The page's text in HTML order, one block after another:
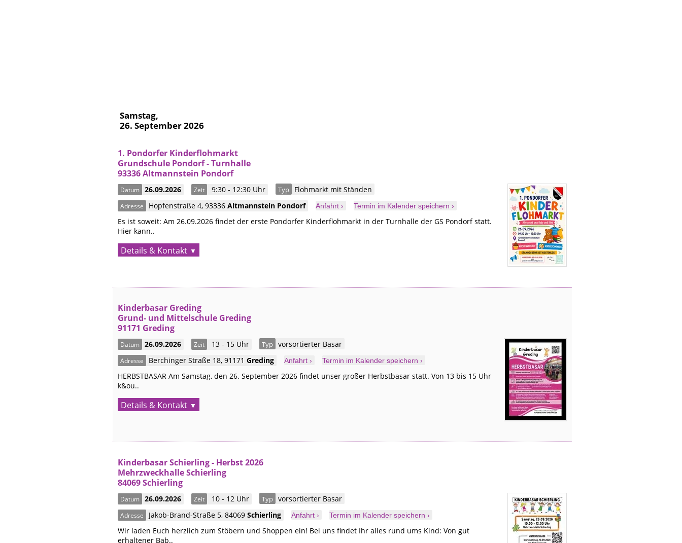
Samstag,
26. September 2026
1. Pondorfer Kinderflohmarkt
Grundschule Pondorf - Turnhalle
93336 Altmannstein Pondorf
Datum 26.09.2026 Zeit 9:30 - 12:30 Uhr Typ Flohmarkt mit Ständen
Adresse Hopfenstraße 4, 93336 Altmannstein Pondorf Anfahrt › Termin im Kalender speichern ›
Es ist soweit: Am 26.09.2026 findet der erste Pondorfer Kinderflohmarkt in der Turnhalle der GS Pondorf statt.
Hier kann..
Details & Kontakt
Kinderbasar Greding
Grund- und Mittelschule Greding
91171 Greding
Datum 26.09.2026 Zeit 13 - 15 Uhr Typ vorsortierter Basar
Adresse Berchinger Straße 18, 91171 Greding Anfahrt › Termin im Kalender speichern ›
HERBSTBASAR Am Samstag, den 26. September 2026 findet unser großer Herbstbasar statt. Von 13 bis 15 Uhr
k&ou..
Details & Kontakt
Kinderbasar Schierling - Herbst 2026
Mehrzweckhalle Schierling
84069 Schierling
Datum 26.09.2026 Zeit 10 - 12 Uhr Typ vorsortierter Basar
Adresse Jakob-Brand-Straße 5, 84069 Schierling Anfahrt › Termin im Kalender speichern ›
Wir laden Euch herzlich zum Stöbern und Shoppen ein! Bei uns findet Ihr alles rund ums Kind: Von gut
erhaltener Bab..